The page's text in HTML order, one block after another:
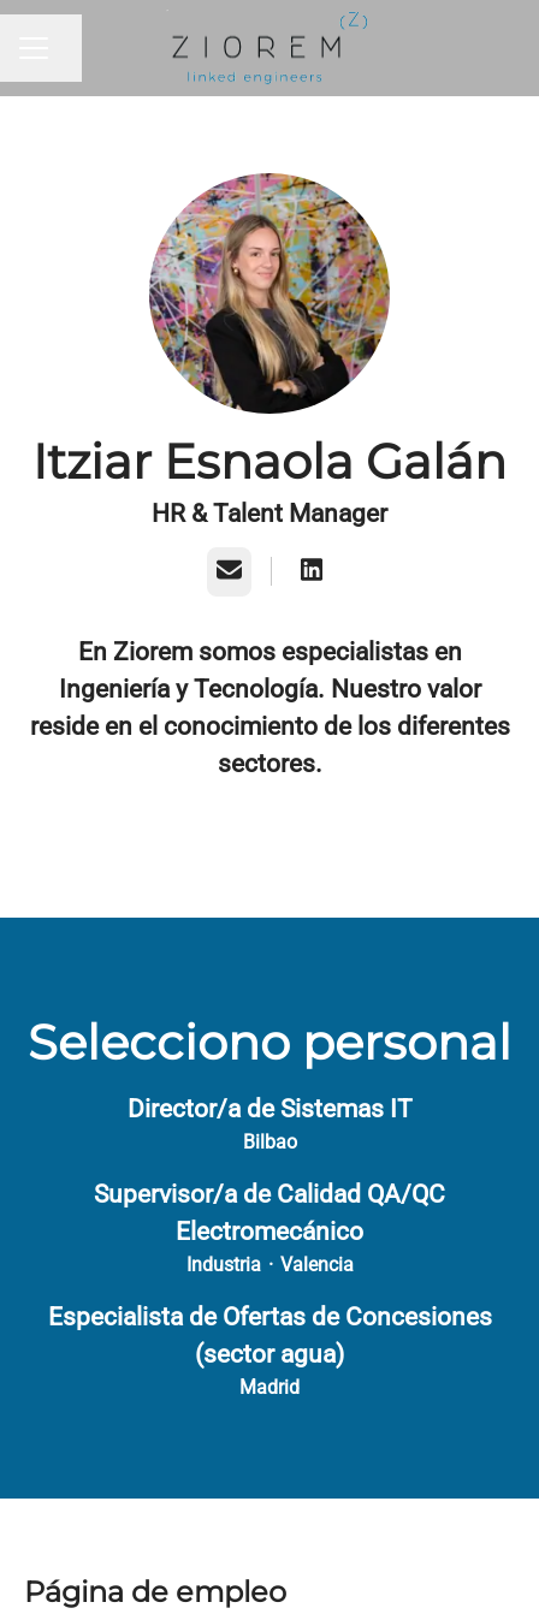
Compartir página
Itziar Esnaola Galán
HR & Talent Manager
Correo electrónico
En Ziorem somos especialistas en
Ingeniería y Tecnología. Nuestro valor
reside en el conocimiento de los diferentes
sectores.
Selecciono personal
Director/a de Sistemas IT
Bilbao
Supervisor/a de Calidad QA/QC
Electromecánico
Industria · Valencia
Especialista de Ofertas de Concesiones
(sector agua)
Madrid
Página de empleo